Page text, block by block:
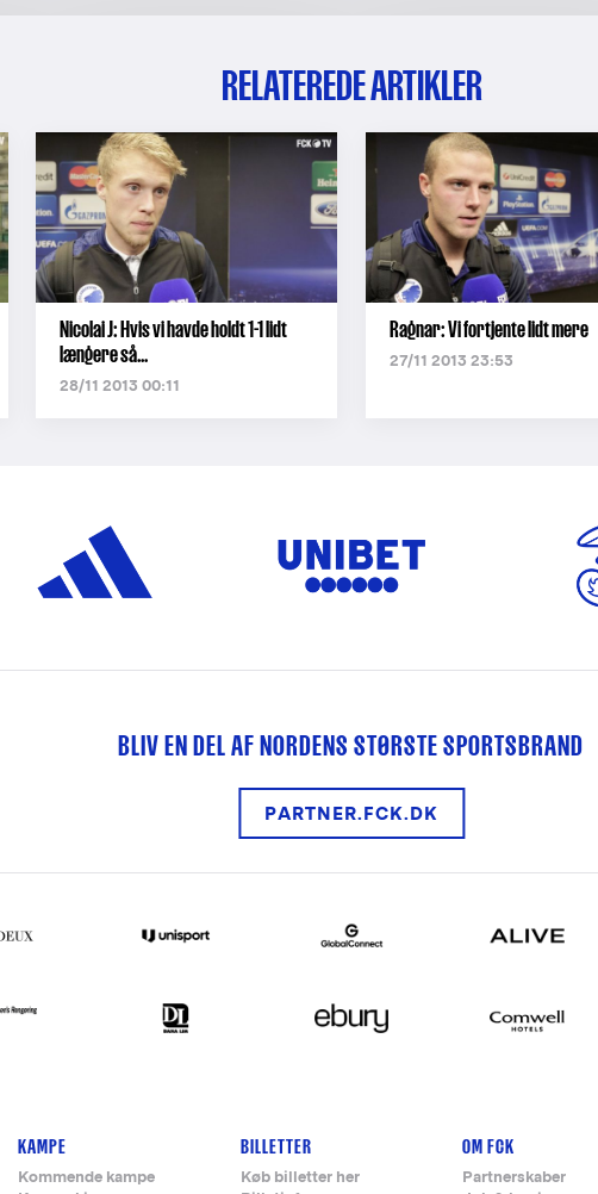
RELATEREDE ARTIKLER
Nicolai J: Hvis vi havde holdt 1-1 lidt
længere så...
28/11 2013 00:11
Ragnar: Vi fortjente lidt mere
27/11 2013 23:53
BLIV EN DEL AF NORDENS STØRSTE SPORTSBRAND
PARTNER.FCK.DK
KAMPE
Kommende kampe
BILLETTER
Køb billetter her
OM FCK
Partnerskaber